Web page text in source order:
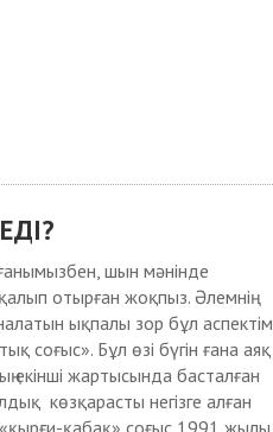
шын мәнінде
отырған жоқпыз. Әлемнің
ықпалы зор бұл
соғыс». Бұл өзі бүгін ғана аяқ
екінші жартысында басталған
көзқарасты негізге алған